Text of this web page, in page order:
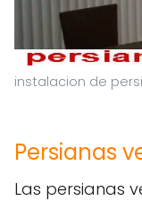
instalacion de
Persianas
Las persianas